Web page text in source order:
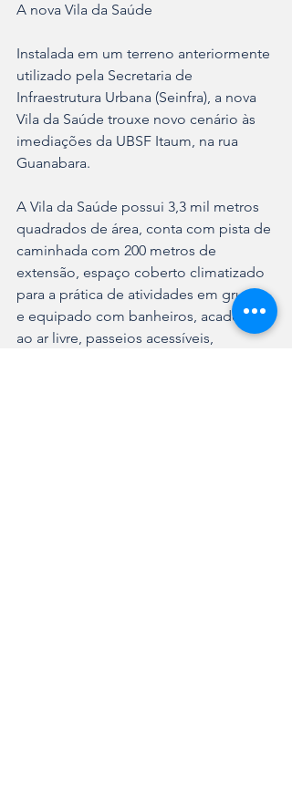
A nova Vila da Saúde
Instalada em um terreno anteriormente
utilizado pela Secretaria de
Infraestrutura Urbana (Seinfra), a nova
Vila da Saúde trouxe novo cenário às
imediações da UBSF Itaum, na rua
Guanabara.
A Vila da Saúde possui 3,3 mil metros
quadrados de área, conta com pista de
caminhada com 200 metros de
extensão, espaço coberto climatizado
para a prática de atividades em grupo
e equipado com banheiros, academia
ao ar livre, passeios acessíveis,